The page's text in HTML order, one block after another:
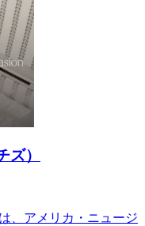
ズ）
、アメリカ・ニュージ